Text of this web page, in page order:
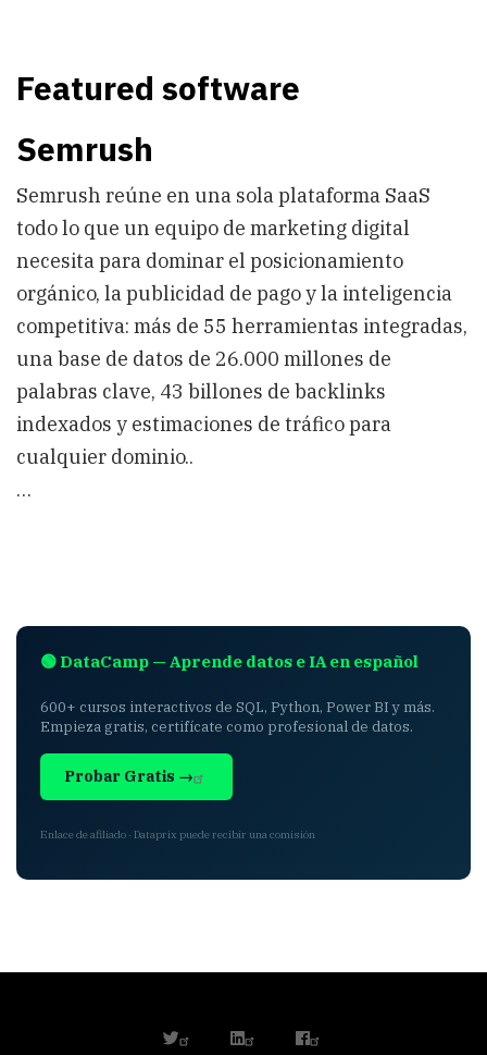
Featured software
Semrush
Semrush reúne en una sola plataforma SaaS
todo lo que un equipo de marketing digital
necesita para dominar el posicionamiento
orgánico, la publicidad de pago y la inteligencia
competitiva: más de 55 herramientas integradas,
una base de datos de 26.000 millones de
palabras clave, 43 billones de backlinks
indexados y estimaciones de tráfico para
cualquier dominio..
…
🟢 DataCamp — Aprende datos e IA en español
600+ cursos interactivos de SQL, Python, Power BI y más.
Empieza gratis, certifícate como profesional de datos.
Probar Gratis →
Enlace de afiliado · Dataprix puede recibir una comisión
twitterlinkedinfacebook